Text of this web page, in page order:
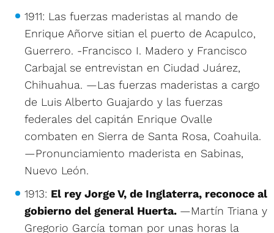
1911: Las fuerzas maderistas al mando de
Enrique Añorve sitian el puerto de Acapulco,
Guerrero. -Francisco I. Madero y Francisco
Carbajal se entrevistan en Ciudad Juárez,
Chihuahua. —Las fuerzas maderistas a cargo
de Luis Alberto Guajardo y las fuerzas
federales del capitán Enrique Ovalle
combaten en Sierra de Santa Rosa, Coahuila.
—Pronunciamiento maderista en Sabinas,
Nuevo León.
1913: El rey Jorge V, de Inglaterra, reconoce al
gobierno del general Huerta. —Martín Triana y
Gregorio García toman por unas horas la